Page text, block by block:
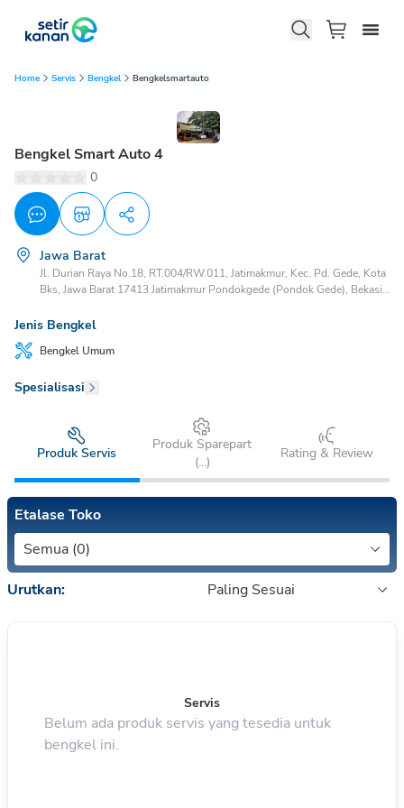
Home Servis Bengkel Bengkelsmartauto
Bengkel Smart Auto 4
0
Jawa Barat
Jl. Durian Raya No.18, RT.004/RW.011, Jatimakmur, Kec. Pd. Gede, Kota
Bks, Jawa Barat 17413 Jatimakmur Pondokgede (Pondok Gede), Bekasi,
Jenis Bengkel
Bengkel Umum
Spesialisasi
Produk Servis
Produk Sparepart
(...)
Rating & Review
Etalase Toko
Semua (0)
Urutkan: Paling Sesuai
Servis
Belum ada produk servis yang tesedia untuk
bengkel ini.